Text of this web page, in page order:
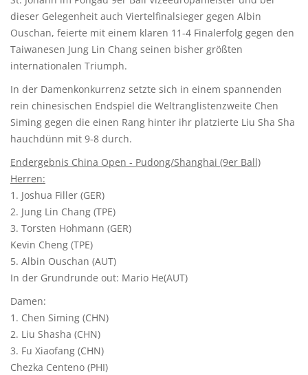
dieser Gelegenheit auch Viertelfinalsieger gegen Albin
Ouschan, feierte mit einem klaren 11-4 Finalerfolg gegen den
Taiwanesen Jung Lin Chang seinen bisher größten
internationalen Triumph.
In der Damenkonkurrenz setzte sich in einem spannenden
rein chinesischen Endspiel die Weltranglistenzweite Chen
Siming gegen die einen Rang hinter ihr platzierte Liu Sha Sha
hauchdünn mit 9-8 durch.
Endergebnis China Open - Pudong/Shanghai (9er Ball)
Herren:
1. Joshua Filler (GER)
2. Jung Lin Chang (TPE)
3. Torsten Hohmann (GER)
Kevin Cheng (TPE)
5. Albin Ouschan (AUT)
In der Grundrunde out: Mario He(AUT)
Damen:
1. Chen Siming (CHN)
2. Liu Shasha (CHN)
3. Fu Xiaofang (CHN)
Chezka Centeno (PHI)